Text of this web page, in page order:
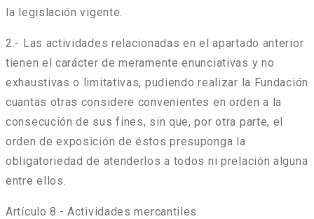
la legislación vigente.
2.- Las actividades relacionadas en el apartado anterior
tienen el carácter de meramente enunciativas y no
exhaustivas o limitativas, pudiendo realizar la Fundación
cuantas otras considere convenientes en orden a la
consecución de sus fines, sin que, por otra parte, el
orden de exposición de éstos presuponga la
obligatoriedad de atenderlos a todos ni prelación alguna
entre ellos.
Artículo 8.- Actividades mercantiles.